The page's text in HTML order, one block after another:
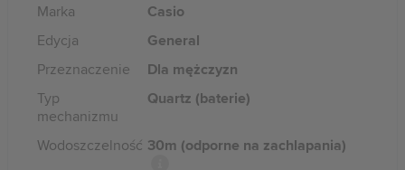
Marka
Casio
Edycja
General
Przeznaczenie
Dla mężczyzn
Typ
mechanizmu
Quartz (baterie)
Wodoszczelność 30m (odporne na zachlapania)